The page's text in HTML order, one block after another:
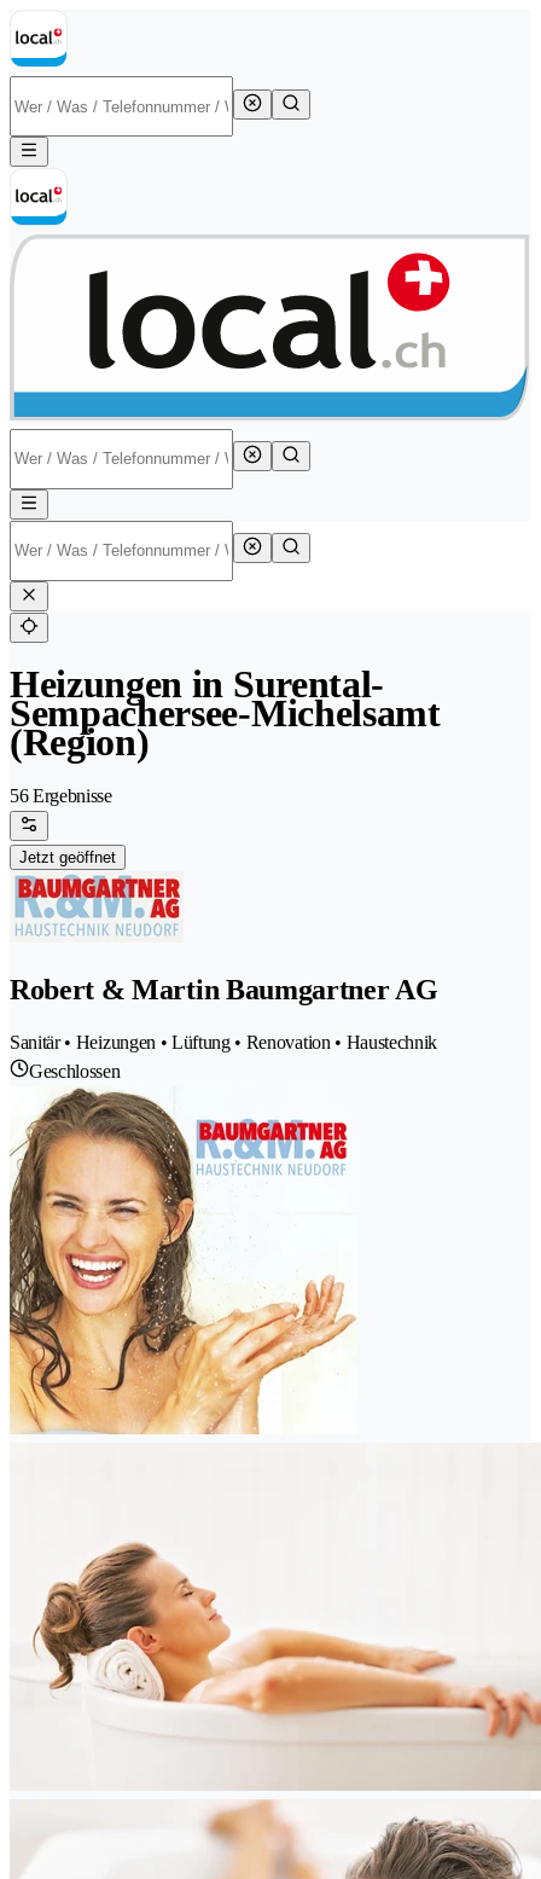
Heizungen in Surental-
Sempachersee-Michelsamt
(Region)
56 Ergebnisse
Jetzt geöffnet
Robert & Martin Baumgartner AG
Sanitär • Heizungen • Lüftung • Renovation • Haustechnik
Geschlossen